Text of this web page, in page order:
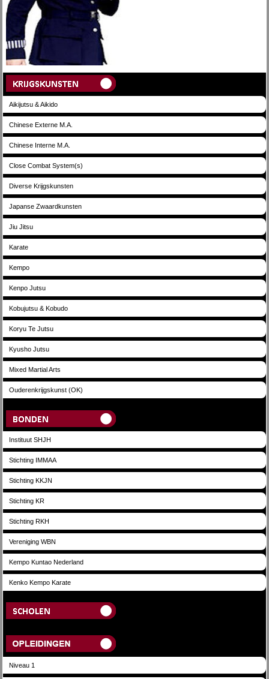
Aikijutsu & Aikido
Chinese Externe M.A.
Chinese Interne M.A.
Close Combat System(s)
Diverse Krijgskunsten
Japanse Zwaardkunsten
Jiu Jitsu
Karate
Kempo
Kenpo Jutsu
Kobujutsu & Kobudo
Koryu Te Jutsu
Kyusho Jutsu
Mixed Martial Arts
Ouderenkrijgskunst (OK)
Instituut SHJH
Stichting IMMAA
Stichting KKJN
Stichting KR
Stichting RKH
Vereniging WBN
Kempo Kuntao Nederland
Kenko Kempo Karate
Niveau 1